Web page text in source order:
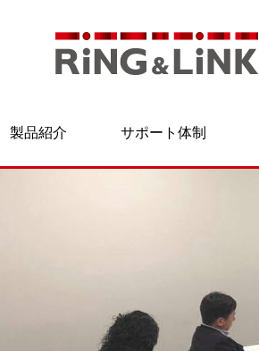
製品紹介 サポート体制